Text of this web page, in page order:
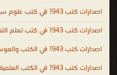
اصدارات كتب 1943 في كتب علوم سياسية وقانونية
اصدارات كتب 1943 في كتب تعلم اللغات
اصدارات كتب 1943 في الكتب والموسوعات العامة
اصدارات كتب 1943 في الكتب العلمية